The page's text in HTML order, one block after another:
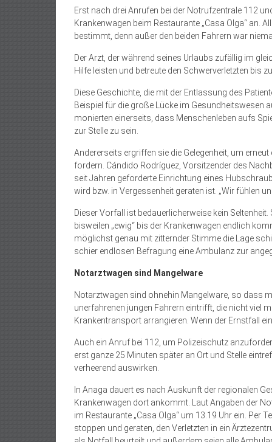
Erst nach drei Anrufen bei der Notrufzentrale 112
Krankenwagen beim Restaurante „Casa Olga“ an.
bestimmt, denn außer den beiden Fahrern war
Der Arzt, der während seines Urlaubs zufällig im
Hilfe leisten und betreute den Schwerverletzten bis
Diese Geschichte, die mit der Entlassung des
Beispiel für die große Lücke im Gesundheitswesen
monierten einerseits, dass Menschenleben aufs
zur Stelle zu sein.
Andererseits ergriffen sie die Gelegenheit, um
fordern. Cándido Rodríguez, Vorsitzender des
seit Jahren geforderte Einrichtung eines
wird bzw. in Vergessenheit geraten ist. „Wir fühlen
Dieser Vorfall ist bedauerlicherweise kein
bisweilen „ewig“ bis der Krankenwagen endlich
möglichst genau mit zitternder Stimme die Lage
schier endlosen Befragung eine Ambulanz zur
Notarztwagen sind Mangelware
Notarztwagen sind ohnehin Mangelware, so dass
unerfahrenen jungen Fahrern eintrifft, die nicht viel
Krankentransport arrangieren. Wenn der Ernstfall
Auch ein Anruf bei 112, um Polizeischutz
erst ganze 25 Minuten später an Ort und Stelle
verheerend auswirken.
In Anaga dauert es nach Auskunft der regionalen
Krankenwagen dort ankommt. Laut Angaben der
im Restaurante „Casa Olga“ um 13.19 Uhr ein. Per
stoppen und geraten, den Verletzten in ein